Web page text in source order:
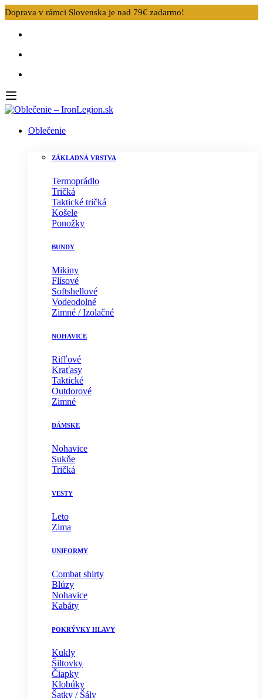
Doprava v rámci Slovenska je nad 79€ zadarmo!
Oblečenie
ZÁKLADNÁ VRSTVA
Termoprádlo
Tričká
Taktické tričká
Košele
Ponožky
BUNDY
Mikiny
Flísové
Softshellové
Vodeodolné
Zimné / Izolačné
NOHAVICE
Rifľové
Kraťasy
Taktické
Outdorové
Zimné
DÁMSKE
Nohavice
Sukňe
Tričká
VESTY
Leto
Zima
UNIFORMY
Combat shirty
Blúzy
Nohavice
Kabáty
POKRÝVKY HLAVY
Kukly
Šiltovky
Čiapky
Klobúky
Šatky / Šály